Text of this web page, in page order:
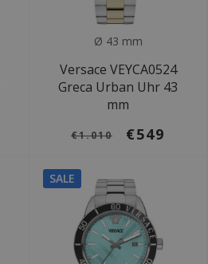
Ø 43 mm
Versace VEYCA0524
Greca Urban Uhr 43
mm
€1.010 €549
SALE